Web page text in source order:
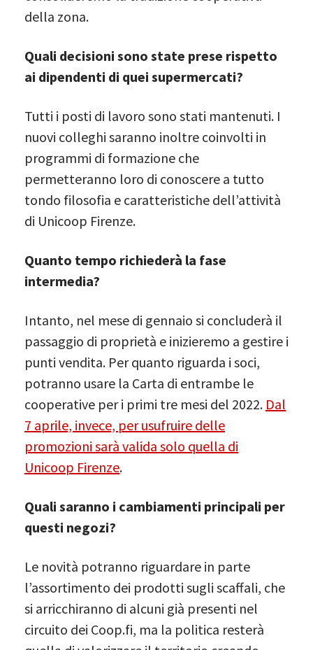
della zona.
Quali decisioni sono state prese rispetto
ai dipendenti di quei supermercati?
Tutti i posti di lavoro sono stati mantenuti. I
nuovi colleghi saranno inoltre coinvolti in
programmi di formazione che
permetteranno loro di conoscere a tutto
tondo filosofia e caratteristiche dell’attività
di Unicoop Firenze.
Quanto tempo richiederà la fase
intermedia?
Intanto, nel mese di gennaio si concluderà il
passaggio di proprietà e inizieremo a gestire i
punti vendita. Per quanto riguarda i soci,
potranno usare la Carta di entrambe le
cooperative per i primi tre mesi del 2022. Dal
7 aprile, invece, per usufruire delle
promozioni sarà valida solo quella di
Unicoop Firenze.
Quali saranno i cambiamenti principali per
questi negozi?
Le novità potranno riguardare in parte
l’assortimento dei prodotti sugli scaffali, che
si arricchiranno di alcuni già presenti nel
circuito dei Coop.fi, ma la politica resterà